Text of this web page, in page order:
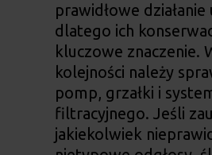
prawidłowe działanie
dlatego ich
kluczowe znaczenie.
kolejności należy
pomp, grzałki i
filtracyjnego. Jeśli
jakiekolwiek